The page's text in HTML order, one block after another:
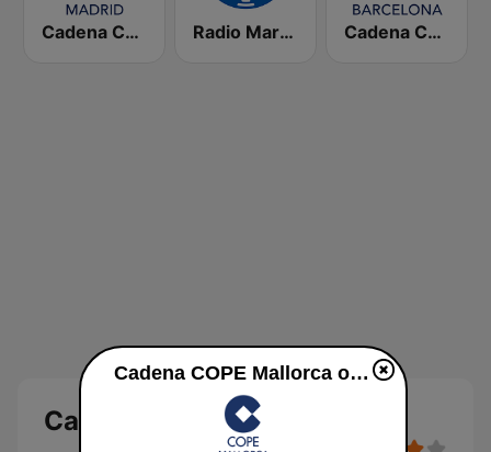
Cadena COPE Madrid Radio Marca Nacional Cadena COPE Barcelona FM
Cadena COPE Mallorca
Cadena COPE Mallorca online